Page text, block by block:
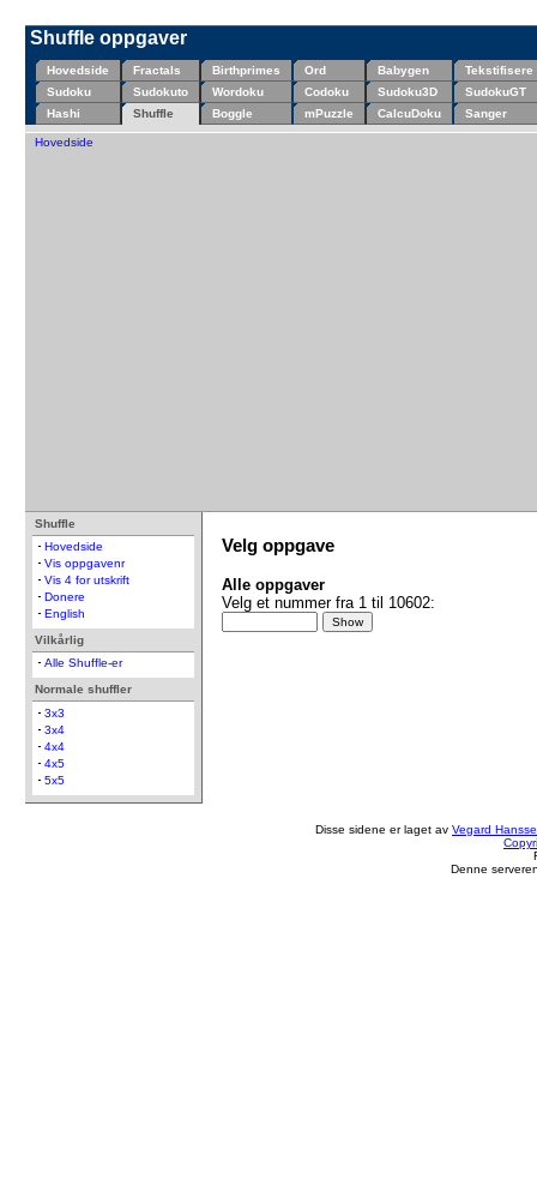
Shuffle oppgaver
Hovedside Fractals Birthprimes Ord Babygen
Tekstifisere
Sudoku
Sudokuto Wordoku Codoku Sudoku3D
SudokuGT
Hashi
Shuffle Boggle mPuzzle CalcuDoku Sanger
Hovedside
Shuffle
Hovedside
Vis oppgavenr
Vis 4 for utskrift
Donere
English
Vilkårlig
Alle Shuffle-er
Normale shuffler
3x3
3x4
4x4
4x5
5x5
Velg oppgave
Alle oppgaver
Velg et nummer fra 1 til 10602:
Disse sidene er laget av Vegard
Denne